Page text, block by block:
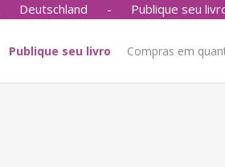
Deutschland - Publique seu
Publique seu livro Compras em